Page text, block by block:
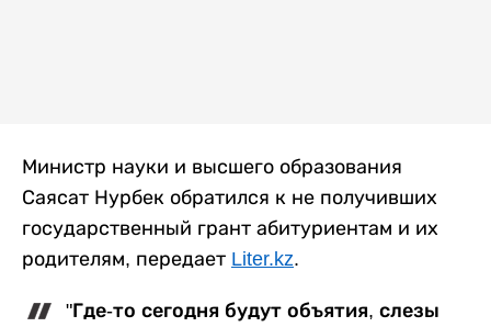
Министр науки и высшего образования
Саясат Нурбек обратился к не получивших
государственный грант абитуриентам и их
родителям, передает Liter.kz.
"Где-то сегодня будут объятия, слезы